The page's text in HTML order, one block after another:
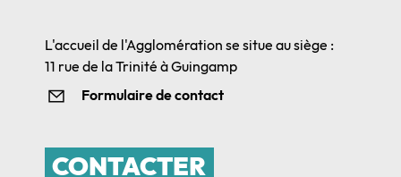
L'accueil de l'Agglomération se situe au siège :
11 rue de la Trinité à Guingamp
Formulaire de contact
CONTACTER